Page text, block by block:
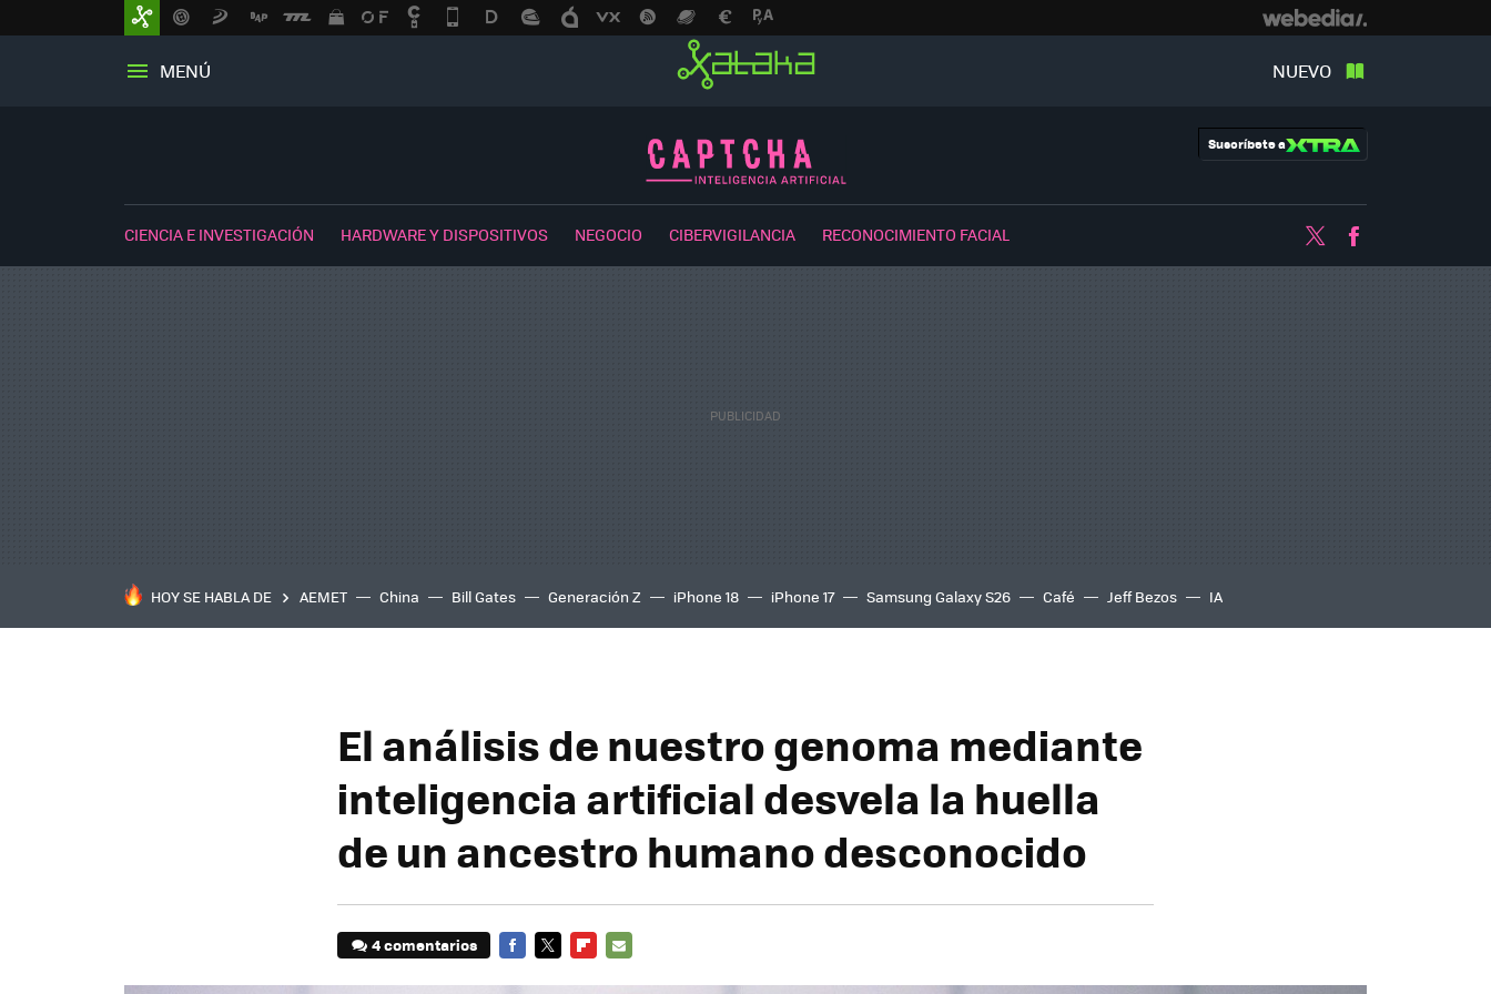
MENÚ NUEVO
Suscríbete a
CIENCIA E INVESTIGACIÓN HARDWARE Y DISPOSITIVOS NEGOCIO CIBERVIGILANCIA RECONOCIMIENTO FACIAL Twitter
HOY SE HABLA DE AEMET China Bill Gates Generación Z iPhone 18 iPhone 17 Samsung Galaxy S26 Café Jeff Bezos IA
El análisis de nuestro genoma mediante
inteligencia artificial desvela la huella
de un ancestro humano desconocido
4 comentarios